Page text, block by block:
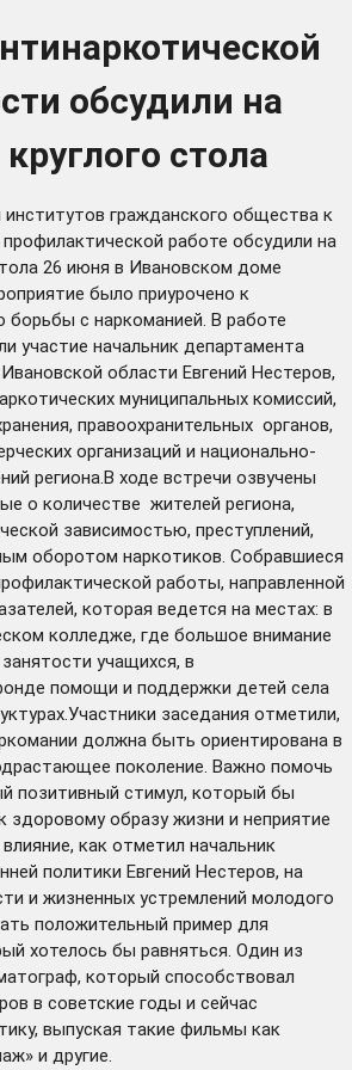
обсудили на
стола
гражданского общества к
работе обсудили на
26 июня в Ивановском доме
было приурочено к
с наркоманией. В работе
участие начальник департамента
области Евгений Нестеров,
муниципальных комиссий,
правоохранительных органов,
организаций и национально-
региона.В ходе встречи озвучены
о количестве жителей региона,
зависимостью, преступлений,
оборотом наркотиков. Собравшиеся
работы, направленной
которая ведется на местах: в
колледже, где большое внимание
учащихся, в
помощи и поддержки детей села
заседания отметили,
должна быть ориентирована в
поколение. Важно помочь
позитивный стимул, который бы
здоровому образу жизни и неприятие
как отметил начальник
политики Евгений Нестеров, на
и жизненных устремлений молодого
положительный пример для
хотелось бы равняться. Один из
который способствовал
в советские годы и сейчас
выпуская такие фильмы как
и другие.